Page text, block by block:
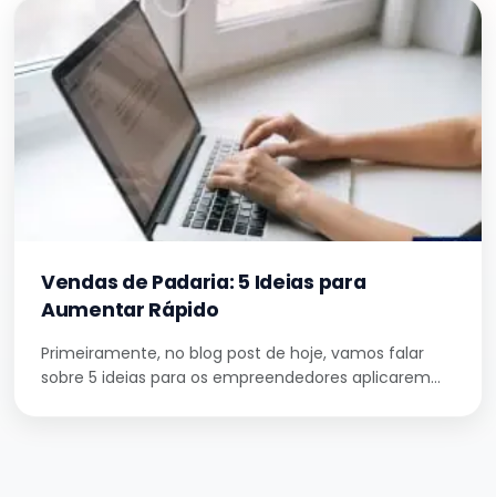
Vendas de Padaria: 5 Ideias para
Aumentar Rápido
Primeiramente, no blog post de hoje, vamos falar
sobre 5 ideias para os empreendedores aplicarem…